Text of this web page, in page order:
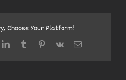
Choose Your Platform!
LinkedInTumblrPinterest
Vk
E-